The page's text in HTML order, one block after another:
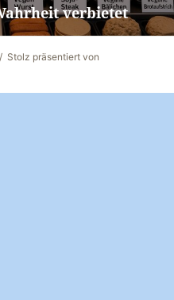
verbietet
Stolz präsentiert von